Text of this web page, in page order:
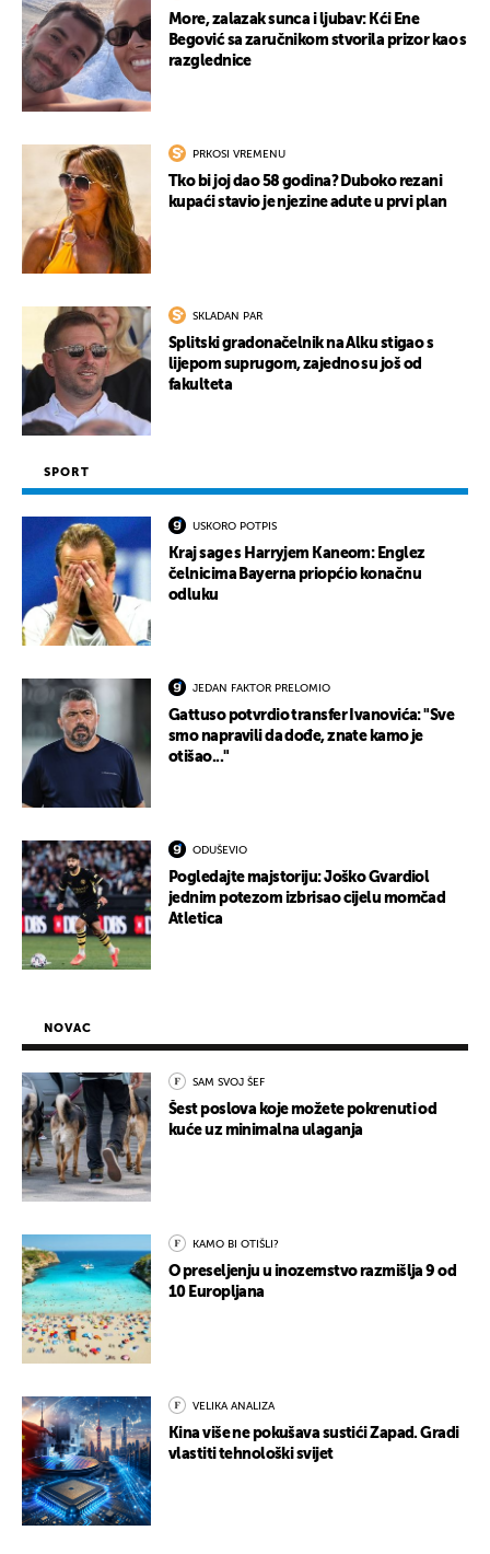
More, zalazak sunca i ljubav: Kći Ene
Begović sa zaručnikom stvorila prizor kao s
razglednice
PRKOSI VREMENU
Tko bi joj dao 58 godina? Duboko rezani
kupaći stavio je njezine adute u prvi plan
SKLADAN PAR
Splitski gradonačelnik na Alku stigao s
lijepom suprugom, zajedno su još od
fakulteta
SPORT
USKORO POTPIS
Kraj sage s Harryjem Kaneom: Englez
čelnicima Bayerna priopćio konačnu
odluku
JEDAN FAKTOR PRELOMIO
Gattuso potvrdio transfer Ivanovića: "Sve
smo napravili da dođe, znate kamo je
otišao..."
ODUŠEVIO
Pogledajte majstoriju: Joško Gvardiol
jednim potezom izbrisao cijelu momčad
Atletica
NOVAC
SAM SVOJ ŠEF
Šest poslova koje možete pokrenuti od
kuće uz minimalna ulaganja
KAMO BI OTIŠLI?
O preseljenju u inozemstvo razmišlja 9 od
10 Europljana
VELIKA ANALIZA
Kina više ne pokušava sustići Zapad. Gradi
vlastiti tehnološki svijet
UKLJUČITE NOTIFIKACIJE